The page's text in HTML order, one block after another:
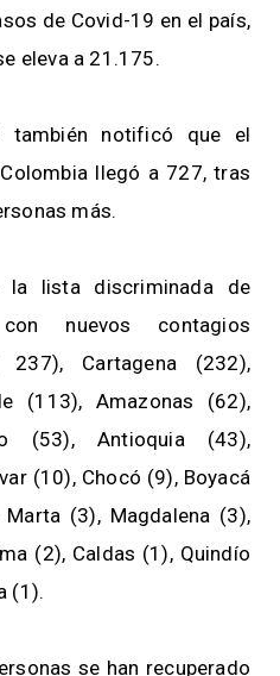
de Covid-19 en el país,
eleva a 21.175.
también notificó que el
llegó a 727, tras
más.
la lista discriminada de
nuevos contagios
Cartagena (232),
(113), Amazonas (62),
(53), Antioquia (43),
(10), Chocó (9), Boyacá
(3), Magdalena (3),
(2), Caldas (1), Quindío
(1).
se han recuperado